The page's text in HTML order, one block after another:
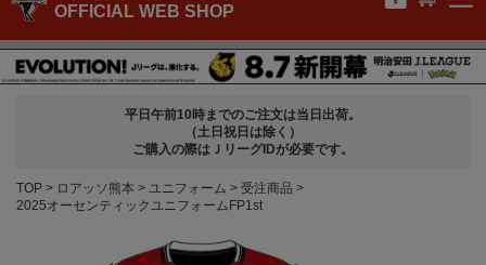
OFFICIAL WEB SHOP
平日午前10時までのご注文は当日出荷。
（土日祝日は除く）
ご購入の際はＪリーグIDが必要です。
TOP ロアッソ熊本 ユニフォーム
受注商品
2025オーセンティックユニフォームFP1st